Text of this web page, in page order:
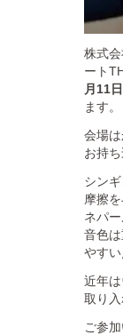
株式
ート
月11
ます。
会場
お持
シン
摩擦
ネパ
音色
やすい
近年
取り入
ご参